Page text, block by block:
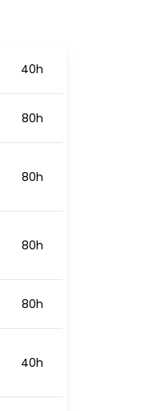
40h
80h
80h
80h
80h
40h